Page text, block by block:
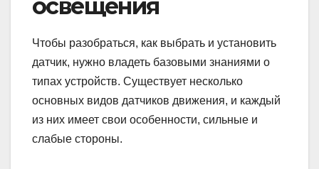
освещения
Чтобы разобраться, как выбрать и установить
датчик, нужно владеть базовыми знаниями о
типах устройств. Существует несколько
основных видов датчиков движения, и каждый
из них имеет свои особенности, сильные и
слабые стороны.